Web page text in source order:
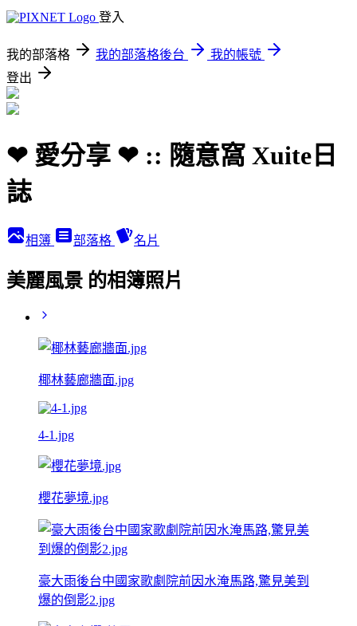
登入
我的部落格 我的部落格後台
我的帳號
登出
❤ 愛分享 ❤ :: 隨意窩 Xuite日
誌
相簿 部落格 名片
美麗風景 的相簿照片
椰林藝廊牆面.jpg
4-1.jpg
櫻花夢境.jpg
豪大雨後台中國家歌劇院前因水淹馬路,驚見美到
爆的倒影2.jpg